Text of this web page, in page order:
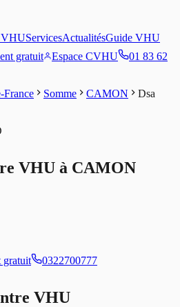
VHUServicesActualitésGuide VHU
gratuit Espace CVHU
01 83 62
France Somme CAMON
Dsa
VHU à CAMON
gratuit
0322700777
VHU